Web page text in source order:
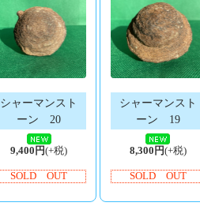
シャーマンスト
ーン 20
9,400円(+税)
SOLD OUT
シャーマンスト
ーン 19
8,300円(+税)
SOLD OUT